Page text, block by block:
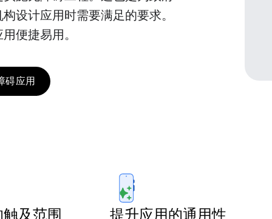
设计应用时需要满足的要求。
便捷易用。
碍应用
及范围 提升应用的通用性